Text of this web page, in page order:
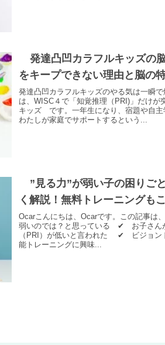
発達凸凹カラフルキッズの
をキープできない理由と脳の
発達凸凹カラフルキッズのやる気は一瞬
は、WISC４で「知覚推理（PRI)」だけが
キッズ です。一年生になり、宿題や自主
わたしが家庭でサポートするという...
”見る力”が弱い子の困りご
く解説！無料トレーニングも
Ocarこんにちは、Ocarです。この記事
弱いのでは？と思っている ✔ お子さ
（PRI）が低いと言われた ✔ ビジョン
能トレーニングに興味...